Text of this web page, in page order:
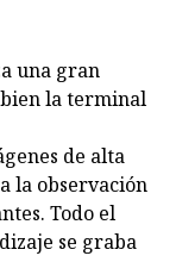
una gran
bien la terminal
de alta
la observación
Todo el
se graba